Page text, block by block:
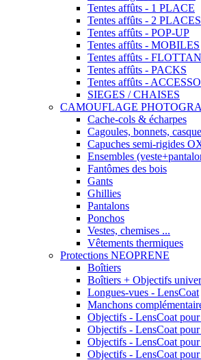
Tentes affûts - 1 PLACE
Tentes affûts - 2 PLACES
Tentes affûts - POP-UP
Tentes affûts - MOBILES
Tentes affûts -
Tentes affûts - PACKS
Tentes affûts -
SIEGES / CHAISES
CAMOUFLAGE
Cache-cols & écharpes
Cagoules, bonnets,
Capuches semi-rigides
Ensembles
Fantômes des bois
Gants
Ghillies
Pantalons
Ponchos
Vestes, chemises ...
Vêtements thermiques
Protections NEOPRENE
Boîtiers
Boîtiers + Objectifs
Longues-vues - LensCoat
Manchons
Objectifs - LensCoat
Objectifs - LensCoat
Objectifs - LensCoat
Objectifs - LensCoat